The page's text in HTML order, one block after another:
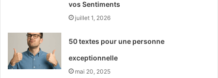
vos Sentiments
juillet 1, 2026
50 textes pour une personne
exceptionnelle
mai 20, 2025